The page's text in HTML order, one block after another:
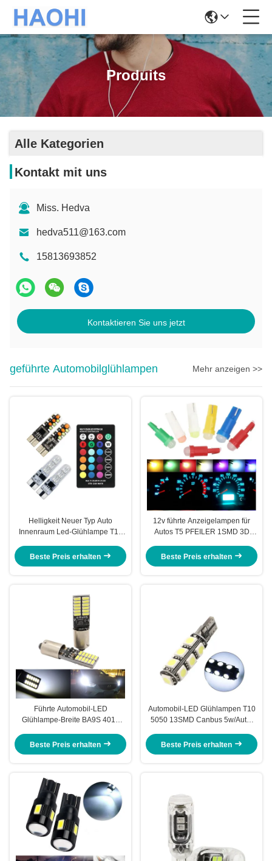
Produits
Alle Kategorien
Kontakt mit uns
Miss. Hedva
hedva511@163.com
15813693852
Kontaktieren Sie uns jetzt
geführte Automobilglühlampen Mehr anzeigen >>
Helligkeit Neuer Typ Auto
Innenraum Led-Glühlampe T10
Mit Fernbedienung Stroboskop-
Blitzlichter
Beste Preis erhalten
12v führte Anzeigelampen für
Autos T5 PFEILER 1SMD 3D
LED
Beste Preis erhalten
Führte Automobil-LED
Glühlampe-Breite BA9S 4014
Beste Preis erhalten
Automobil-LED Glühlampen T10
5050 13SMD Canbus 5w/Auto-
Beste Preis erhalten